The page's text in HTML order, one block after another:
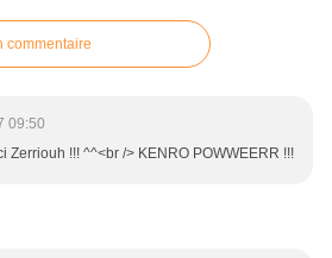
commentaire
09:50
Zerriouh !!! ^^<br /> KENRO POWWEERR !!!